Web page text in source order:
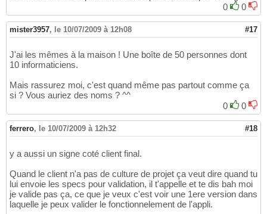
0
0
mister3957, le 10/07/2009 à 12h08 #17
J'ai les mêmes à la maison ! Une boîte de 50 personnes dont
10 informaticiens.
Mais rassurez moi, c'est quand même pas partout comme ça
si ? Vous auriez des noms ? ^^
0
0
ferrero, le 10/07/2009 à 12h32 #18
y a aussi un signe coté client final.
Quand le client n'a pas de culture de projet ça veut dire quand tu
lui envoie les specs pour validation, il t'appelle et te dis bah moi
je valide pas ça, ce que je veux c'est voir une 1ere version dans
laquelle je peux valider le fonctionnelement de l'appli.